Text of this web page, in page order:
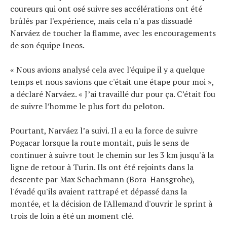
coureurs qui ont osé suivre ses accélérations ont été
brûlés par l'expérience, mais cela n'a pas dissuadé
Narváez de toucher la flamme, avec les encouragements
de son équipe Ineos.
« Nous avions analysé cela avec l'équipe il y a quelque
temps et nous savions que c'était une étape pour moi »,
a déclaré Narváez. « J’ai travaillé dur pour ça. C’était fou
de suivre l’homme le plus fort du peloton.
Pourtant, Narváez l’a suivi. Il a eu la force de suivre
Pogacar lorsque la route montait, puis le sens de
continuer à suivre tout le chemin sur les 3 km jusqu'à la
ligne de retour à Turin. Ils ont été rejoints dans la
descente par Max Schachmann (Bora-Hansgrohe),
l'évadé qu'ils avaient rattrapé et dépassé dans la
montée, et la décision de l'Allemand d'ouvrir le sprint à
trois de loin a été un moment clé.